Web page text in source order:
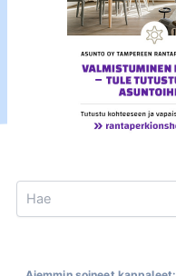
Search